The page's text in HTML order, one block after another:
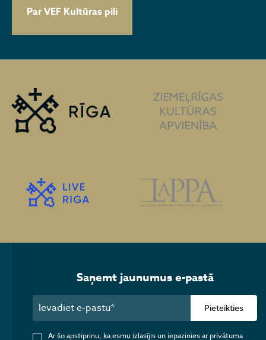
Par VEF Kultūras pili
Saņemt jaunumus e-pastā
Pieteikties
Ar šo apstiprinu, ka esmu izlasījis un iepazinies ar privātuma